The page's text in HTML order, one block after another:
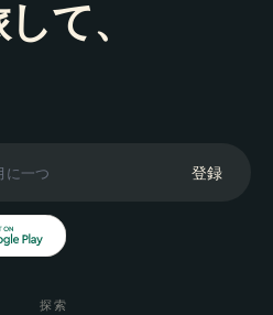
て、
登録
探索